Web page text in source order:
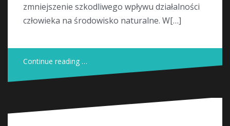
zmniejszenie szkodliwego wpływu działalności
człowieka na środowisko naturalne. W[…]
Continue reading …